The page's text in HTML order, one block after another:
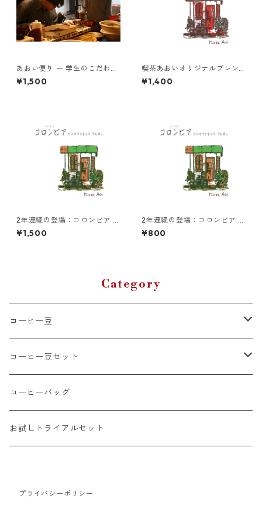
あおい便り ー 学生のこだわり
とともに届く、月に一度の珈
琲時間 ー100g×2種類(粉)
¥1,500
喫茶あおいオリジナルブレン
ド 蜜あめ 200g
¥1,400
2年連続の登場：コロンビア 中
浅煎り ビジャファティマ ブル
ボン 200g
¥1,500
2年連続の登場：コロンビア 中
浅煎り ビジャファティマ ブル
ボン 100g
¥800
Category
コーヒー豆
ブレンド
シングルオリジン
浅煎り
深煎り
コーヒー豆セット
おすすめコーヒーセット
送料無料定期便
コーヒーバッグ
お試しトライアルセット
プライバシーポリシー